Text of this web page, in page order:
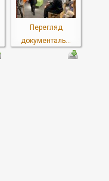
Перегляд
документаль...